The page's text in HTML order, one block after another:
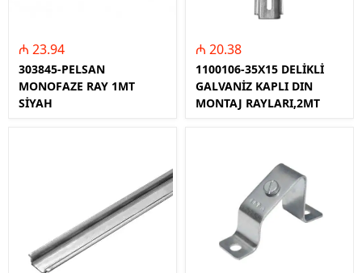
₼ 23.94
303845-PELSAN
MONOFAZE RAY 1MT
SİYAH
₼ 20.38
1100106-35X15 DELİKLİ
GALVANİZ KAPLI DIN
MONTAJ RAYLARI,2MT